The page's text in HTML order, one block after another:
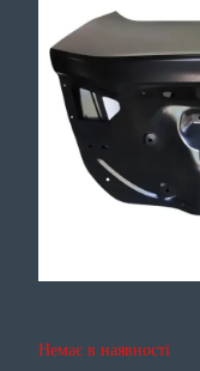
Немає в наявності